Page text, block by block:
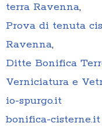
terra Ravenna,
Prova di tenuta
Ravenna,
Ditte Bonifica
Verniciatura e
io-spurgo.it
bonifica-cisterne.it